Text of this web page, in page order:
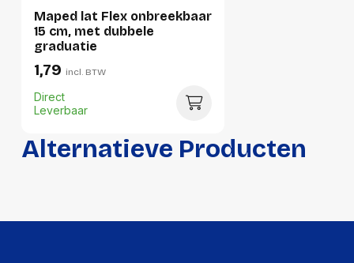
Alternatieve Producten
Maped lat Flex onbreekbaar
15 cm, met dubbele
graduatie
1,79 incl. BTW
Direct
Leverbaar